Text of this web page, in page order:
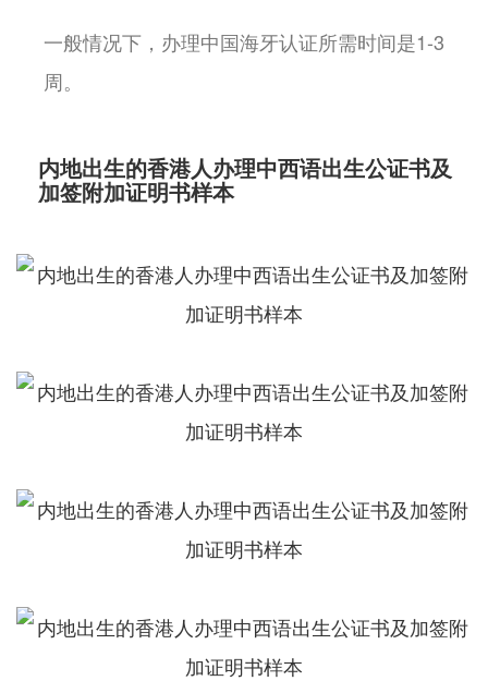
一般情况下，办理中国海牙认证所需时间是1-3
周。
内地出生的香港人办理中西语出生公证书及
加签附加证明书样本